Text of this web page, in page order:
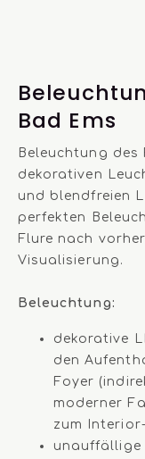
Bad Ems
Beleuchtung
dekorativen
und blendfreien
perfekten
Flure nach
Visualisierung.
Beleuchtung:
dekorative
den
Foyer
moderner
zum
unauffällige